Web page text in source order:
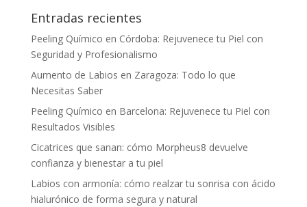
Entradas recientes
Peeling Químico en Córdoba: Rejuvenece tu Piel con
Seguridad y Profesionalismo
Aumento de Labios en Zaragoza: Todo lo que
Necesitas Saber
Peeling Químico en Barcelona: Rejuvenece tu Piel con
Resultados Visibles
Cicatrices que sanan: cómo Morpheus8 devuelve
confianza y bienestar a tu piel
Labios con armonía: cómo realzar tu sonrisa con ácido
hialurónico de forma segura y natural